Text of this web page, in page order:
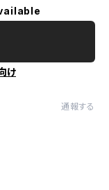
け
通報する